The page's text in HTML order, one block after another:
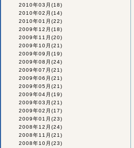
2010年03月 (18)
2010年02月 (14)
2010年01月 (22)
2009年12月 (18)
2009年11月 (20)
2009年10月 (21)
2009年09月 (19)
2009年08月 (24)
2009年07月 (21)
2009年06月 (21)
2009年05月 (21)
2009年04月 (19)
2009年03月 (21)
2009年02月 (17)
2009年01月 (23)
2008年12月 (24)
2008年11月 (21)
2008年10月 (23)